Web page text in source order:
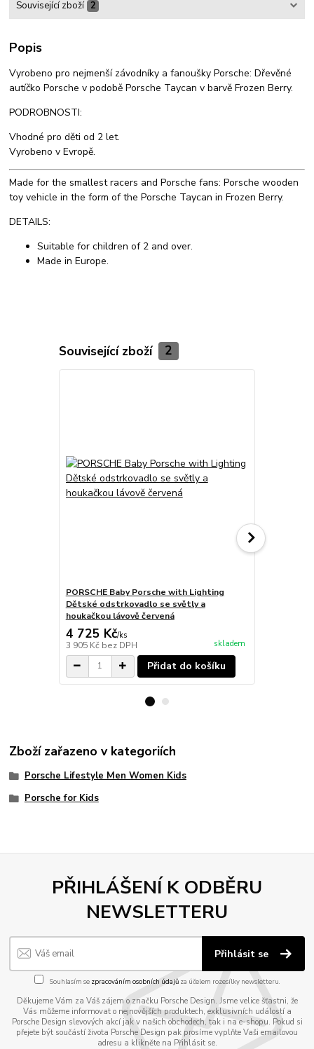
Související zboží 2
Popis
Vyrobeno pro nejmenší závodníky a fanoušky Porsche: Dřevěné
autíčko Porsche v podobě Porsche Taycan v barvě Frozen Berry.
PODROBNOSTI:
Vhodné pro děti od 2 let.
Vyrobeno v Evropě.
Made for the smallest racers and Porsche fans: Porsche wooden
toy vehicle in the form of the Porsche Taycan in Frozen Berry.
DETAILS:
Suitable for children of 2 and over.
Made in Europe.
Související zboží 2
PORSCHE Baby Porsche with Lighting
Dětské odstrkovadlo se světly a
houkačkou lávově červená
4 725 Kč/ks
3 905 Kč bez DPH skladem
Přidat do košíku
Zboží zařazeno v kategoriích
Porsche Lifestyle Men Women Kids
Porsche for Kids
PŘIHLÁŠENÍ K ODBĚRU
NEWSLETTERU
Přihlásit se
Souhlasím se zpracováním osobních údajůza účelem rozesílky newsletteru.
Děkujeme Vám za Váš zájem o značku Porsche Design. Jsme velice šťastni, že
Vás můžeme informovat o nejnovějších produktech, exklusivních událostí a
Porsche Design slevových akcí jak v našich obchodech, tak i na e-shopu. Pokud si
přejete být součástí života Porsche Design pak prosíme vyplňte Vaši emailovou
adresu a klikněte na Přihlásit se.